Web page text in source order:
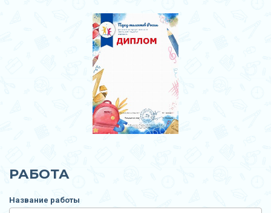
РАБОТА
Название работы